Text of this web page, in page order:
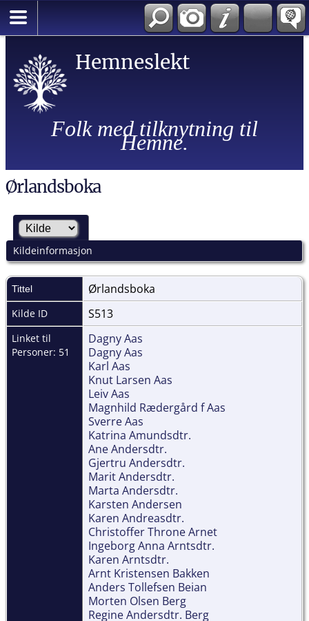
Hemneslekt
Folk med tilknytning til
Hemne.
Ørlandsboka
Kildeinformasjon
Tittel Ørlandsboka
Kilde ID S513
Linket til
Personer: 51
Dagny Aas
Dagny Aas
Karl Aas
Knut Larsen Aas
Leiv Aas
Magnhild Rædergård f Aas
Sverre Aas
Katrina Amundsdtr.
Ane Andersdtr.
Gjertru Andersdtr.
Marit Andersdtr.
Marta Andersdtr.
Karsten Andersen
Karen Andreasdtr.
Christoffer Throne Arnet
Ingeborg Anna Arntsdtr.
Karen Arntsdtr.
Arnt Kristensen Bakken
Anders Tollefsen Beian
Morten Olsen Berg
Regine Andersdtr. Berg